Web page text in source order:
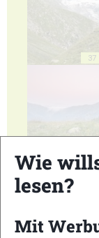
37
39
Wie
lesen?
Mit